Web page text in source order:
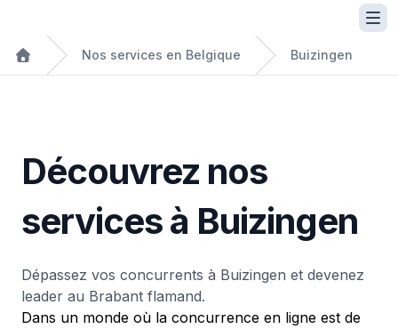
Nos services en Belgique Buizingen
Découvrez nos
services à Buizingen
Dépassez vos concurrents à Buizingen et devenez
leader au Brabant flamand.
Dans un monde où la concurrence en ligne est de